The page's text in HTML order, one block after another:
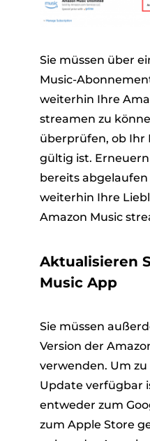
Sie müssen über
Music-
weiterhin Ihre
streamen zu
überprüfen, ob Ihr
gültig ist. Erneuern
bereits abgelaufen
weiterhin Ihre
Amazon Music
Aktualisieren
Music App
Sie müssen
Version der
verwenden. Um
Update verfügbar
entweder zum
zum Apple Store